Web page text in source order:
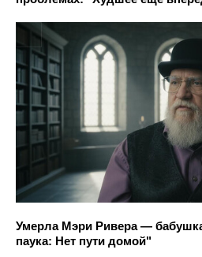
Умерла Мэри Ривера —
паука: Нет пути домой"